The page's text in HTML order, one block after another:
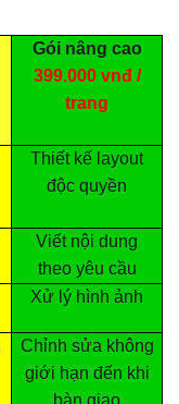
Gói nâng cao
399.000 vnđ /
trang
Thiết kế layout
độc quyền
Viết nội dung
theo yêu cầu
Xử lý hình ảnh
Chỉnh sửa không
giới hạn đến khi
bàn giao